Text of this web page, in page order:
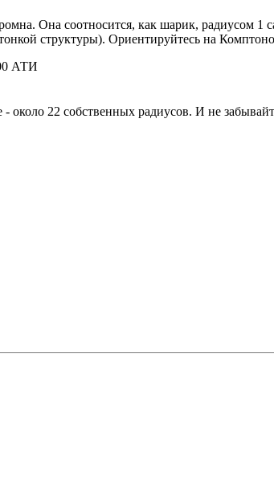
Она соотносится, как шарик, радиусом 1
структуры). Ориентируйтесь на
АТИ
около 22 собственных радиусов. И не